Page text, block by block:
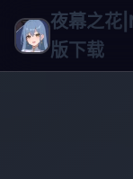
夜幕之花
版下载